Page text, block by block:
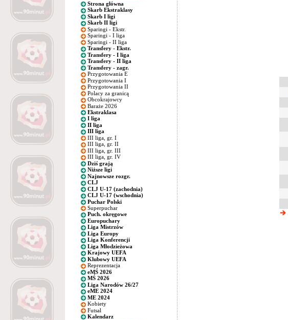
Strona główna
Skarb Ekstraklasy
Skarb I ligi
Skarb II ligi
Sparingi - Ekstr.
Sparingi - I liga
Sparingi - II liga
Transfery - Ekstr.
Transfery - I liga
Transfery - II liga
Transfery - zagr.
Przygotowania E
Przygotowania I
Przygotowania II
Polacy za granicą
Obcokrajowcy
Baraże 2026
Ekstraklasa
I liga
II liga
III liga
III liga, gr. I
III liga, gr. II
III liga, gr. III
III liga, gr. IV
Dziś grają
Niższe ligi
Najnowsze rozgr.
CLJ
CLJ U-17 (zachodnia)
CLJ U-17 (wschodnia)
Puchar Polski
Superpuchar
Puch. okręgowe
Europuchary
Liga Mistrzów
Liga Europy
Liga Konferencji
Liga Młodzieżowa
Krajowy UEFA
Klubowy UEFA
Reprezentacja
eMŚ 2026
MŚ 2026
Liga Narodów 26/27
eME 2024
ME 2024
Kobiety
Futsal
Kalendarz